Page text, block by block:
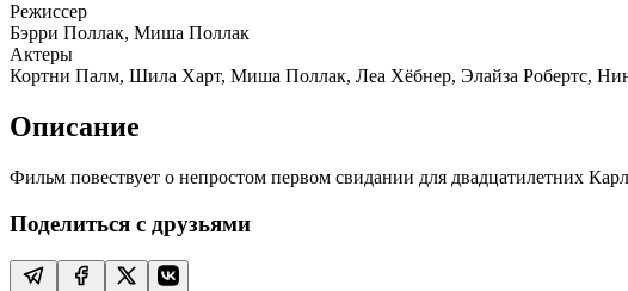
Режиссер
Бэрри Поллак, Миша Поллак
Актеры
Кортни Палм, Шила Харт, Миша Поллак, Леа Хёбнер, Элайза Робертс,
Описание
Фильм повествует о непростом первом свидании для двадцатилетних
Поделиться с друзьями